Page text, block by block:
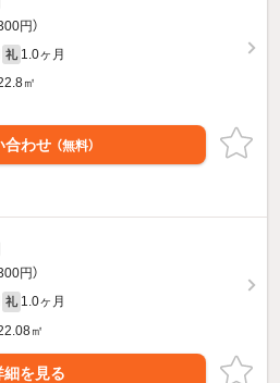
円）
礼 1.0ヶ月
㎡
合わせ （無料）
円）
礼 1.0ヶ月
㎡
細を見る